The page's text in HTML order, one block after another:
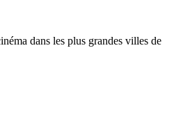
dans les plus grandes villes de